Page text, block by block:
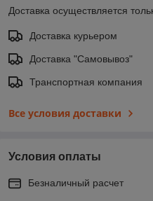
Доставка осуществляется
Доставка курьером
Доставка "Самовывоз"
Транспортная компания
Все условия доставки
Условия оплаты
Безналичный расчет